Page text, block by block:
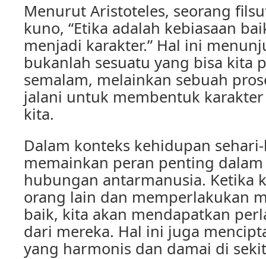
Menurut Aristoteles, seorang
kuno, “Etika adalah kebiasaan
menjadi karakter.” Hal ini
bukanlah sesuatu yang bisa kita
semalam, melainkan sebuah
jalani untuk membentuk
kita.
Dalam konteks kehidupan
memainkan peran penting
hubungan antarmanusia. Ketika
orang lain dan memperlakukan
baik, kita akan mendapatkan
dari mereka. Hal ini juga
yang harmonis dan damai di